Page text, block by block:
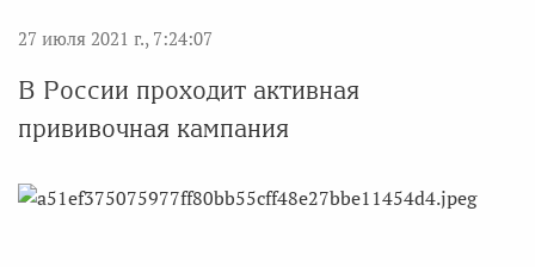
27 июля 2021 г., 7:24:07
В России проходит активная
прививочная кампания